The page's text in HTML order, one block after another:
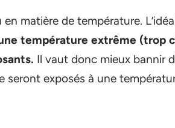
matière de température.
température extrême (trop
Il vaut donc mieux bannir
seront exposés à une